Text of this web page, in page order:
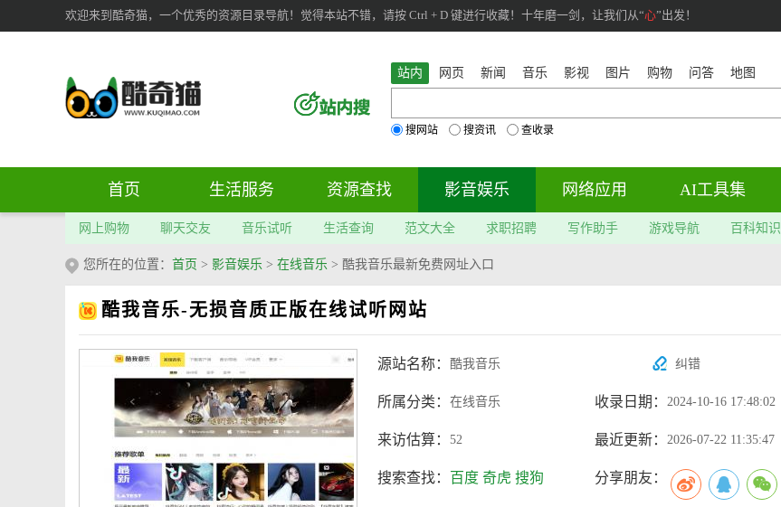
欢迎来到酷奇猫，一个优秀的资源目录导航！觉得本站不错，请按 Ctrl + D 键进行收藏！十年磨一剑，让我们从“心”出发！
站内 网页 新闻 音乐 影视 图片 购物 问答 地图
搜网站 搜资讯 查收录
首页 生活服务 资源查找 影音娱乐 网络应用 AI工具集
网上购物 聊天交友 音乐试听 生活查询 范文大全 求职招聘 写作助手 游戏导航 百科知识
您所在的位置： 首页 > 影音娱乐 > 在线音乐 > 酷我音乐最新免费网址入口
酷我音乐-无损音质正版在线试听网站
源站名称： 酷我音乐 纠错
所属分类： 在线音乐 收录日期： 2024-10-16 17:48:02
来访估算： 52 最近更新： 2026-07-22 11:35:47
搜索查找： 百度 奇虎 搜狗 分享朋友：